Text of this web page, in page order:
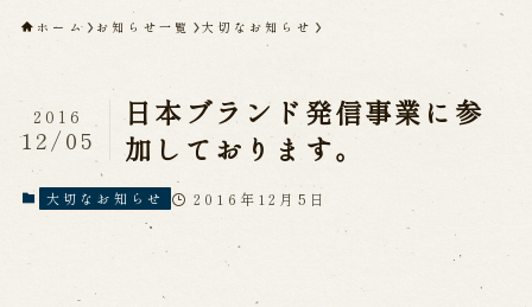
トップページ
淡路人形座について
淡路人形座とは
座員紹介
人間国宝 故鶴澤友路師匠
淡路人形座の成り立ち
淡路人形座で研修した人々
淡路人形浄瑠璃を受け継いで
ホーム お知らせ一覧 大切なお知らせ
日本ブランド発信事業に参
加しております。
2016
12/05
大切なお知らせ 2016年12月5日